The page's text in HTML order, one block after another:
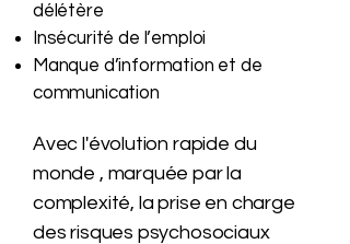
délétère
Insécurité de l’emploi
Manque d’information et de
communication
Avec l'évolution rapide du
monde , marquée par la
complexité, la prise en charge
des risques psychosociaux